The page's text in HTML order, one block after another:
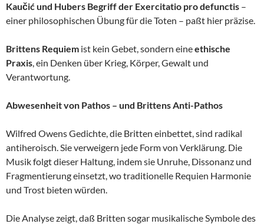
Kaučić und Hubers Begriff der Exercitatio pro defunctis –
einer philosophischen Übung für die Toten – paßt hier präzise.
Brittens Requiem ist kein Gebet, sondern eineethische
Praxis, ein Denken über Krieg, Körper, Gewalt und
Verantwortung.
Abwesenheit von Pathos – und Brittens Anti-Pathos
Wilfred Owens Gedichte, die Britten einbettet, sind radikal
antiheroisch. Sie verweigern jede Form von Verklärung. Die
Musik folgt dieser Haltung, indem sie Unruhe, Dissonanz und
Fragmentierung einsetzt, wo traditionelle Requien Harmonie
und Trost bieten würden.
Die Analyse zeigt, daß Britten sogar musikalische Symbole des